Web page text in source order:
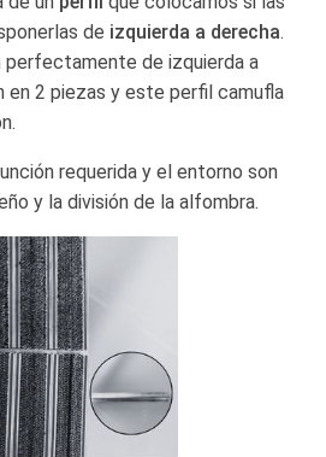
de izquierda a derecha.
perfectamente de izquierda a
en 2 piezas y este perfil camufla
requerida y el entorno son
y la división de la alfombra.